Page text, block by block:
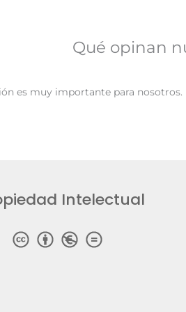
Qué opinan
es muy importante para
Intelectual